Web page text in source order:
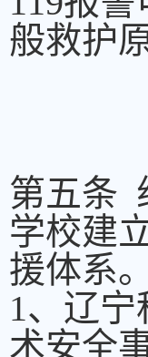
般救护
第五条
学校建
援体系。
1、辽
术安全